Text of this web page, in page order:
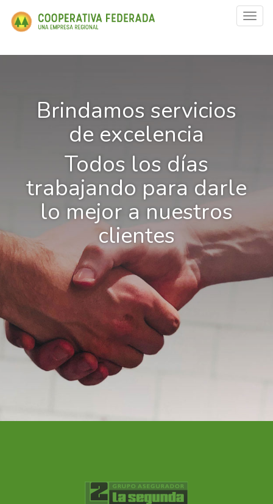
Brindamos servicios
de excelencia
Todos los días
trabajando para darle
lo mejor a nuestros
clientes